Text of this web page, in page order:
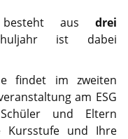
besteht aus drei
ist dabei
findet im zweiten
am ESG
und Eltern
Kursstufe und Ihre